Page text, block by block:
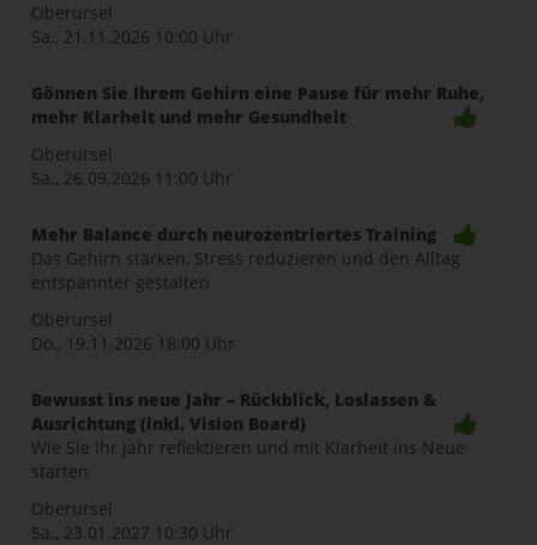
Oberursel
Sa., 21.11.2026 10:00 Uhr
Gönnen Sie Ihrem Gehirn eine Pause für mehr Ruhe,
mehr Klarheit und mehr Gesundheit
Oberursel
Sa., 26.09.2026 11:00 Uhr
Mehr Balance durch neurozentriertes Training
Das Gehirn stärken, Stress reduzieren und den Alltag
entspannter gestalten
Oberursel
Do., 19.11.2026 18:00 Uhr
Bewusst ins neue Jahr – Rückblick, Loslassen &
Ausrichtung (inkl. Vision Board)
Wie Sie Ihr Jahr reflektieren und mit Klarheit ins Neue
starten
Oberursel
Sa., 23.01.2027 10:30 Uhr